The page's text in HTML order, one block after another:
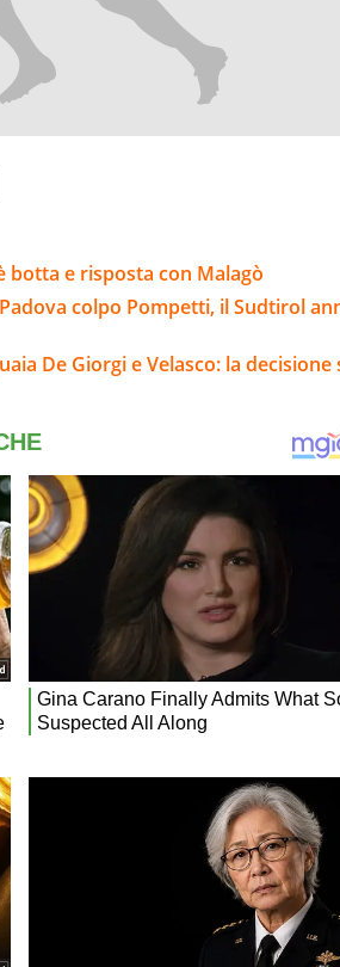
botta e risposta con Malagò
colpo Pompetti, il Sudtirol
De Giorgi e Velasco: la decisione